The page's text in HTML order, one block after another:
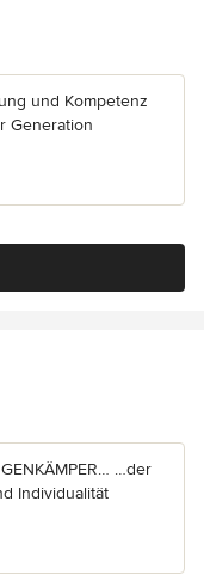
und Kompetenz
Generation
Sternen
…der
Individualität